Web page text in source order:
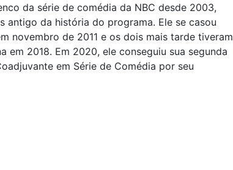
da série de comédia da NBC desde 2003,
antigo da história do programa. Ele se casou
novembro de 2011 e os dois mais tarde tiveram
em 2018. Em 2020, ele conseguiu sua segunda
em Série de Comédia por seu